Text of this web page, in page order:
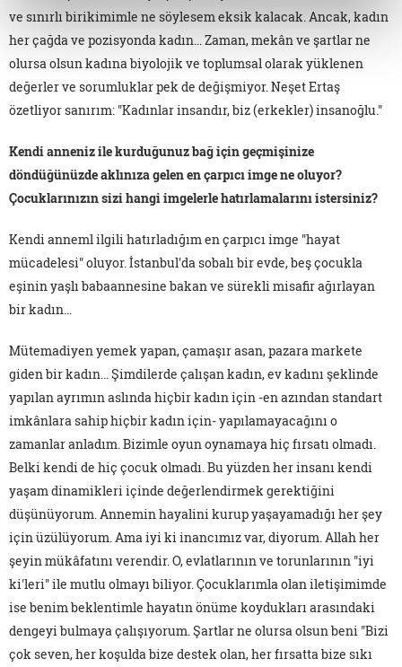
ve sınırlı birikimimle ne söylesem eksik kalacak. Ancak, kadın
her çağda ve pozisyonda kadın... Zaman, mekân ve şartlar ne
olursa olsun kadına biyolojik ve toplumsal olarak yüklenen
değerler ve sorumluklar pek de değişmiyor. Neşet Ertaş
özetliyor sanırım: "Kadınlar insandır, biz (erkekler) insanoğlu."
Kendi anneniz ile kurduğunuz bağ için geçmişinize
döndüğünüzde aklınıza gelen en çarpıcı imge ne oluyor?
Çocuklarınızın sizi hangi imgelerle hatırlamalarını istersiniz?
Kendi anneml ilgili hatırladığım en çarpıcı imge "hayat
mücadelesi" oluyor. İstanbul'da sobalı bir evde, beş çocukla
eşinin yaşlı babaannesine bakan ve sürekli misafir ağırlayan
bir kadın…
Mütemadiyen yemek yapan, çamaşır asan, pazara markete
giden bir kadın... Şimdilerde çalışan kadın, ev kadını şeklinde
yapılan ayrımın aslında hiçbir kadın için -en azından standart
imkânlara sahip hiçbir kadın için- yapılamayacağını o
zamanlar anladım. Bizimle oyun oynamaya hiç fırsatı olmadı.
Belki kendi de hiç çocuk olmadı. Bu yüzden her insanı kendi
yaşam dinamikleri içinde değerlendirmek gerektiğini
düşünüyorum. Annemin hayalini kurup yaşayamadığı her şey
için üzülüyorum. Ama iyi ki inancımız var, diyorum. Allah her
şeyin mükâfatını verendir. O, evlatlarının ve torunlarının "iyi
ki'leri" ile mutlu olmayı biliyor. Çocuklarımla olan iletişimimde
ise benim beklentimle hayatın önüme koydukları arasındaki
dengeyi bulmaya çalışıyorum. Şartlar ne olursa olsun beni "Bizi
çok seven, her koşulda bize destek olan, her fırsatta bize sıkı